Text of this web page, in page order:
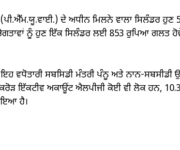
ਦੇ ਅਧੀਨ ਮਿਲਨੇ ਵਾਲਾ ਸਿਲੰਡਰ ਹੁਣ
ਨੂੰ ਹੁਣ ਇੱਕ ਸਿਲੰਡਰ ਲਈ 853 ਰੁਪਿਆ ਗਲਤ
ਵਧੋਤਾਰੀ ਸਬਸਿਡੀ ਮੰਤਰੀ ਪੰਨੂ ਅਤੇ ਨਾਨ-ਸਬਸੀਡੀ
ਇੱਕਟੀਵ ਅਕਾਊਂਟ ਐਲਪੀਜੀ ਕੋਈ ਵੀ ਲੋਕ ਹਨ,
ਹੈ।